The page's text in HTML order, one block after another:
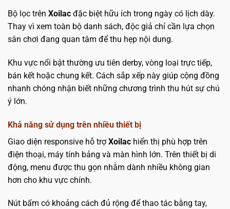
Bộ lọc trên Xoilac đặc biệt hữu ích trong ngày có lịch dày.
Thay vì xem toàn bộ danh sách, độc giả chỉ cần lựa chọn
sân chơi đang quan tâm để thu hẹp nội dung.
Khu vực nổi bật thường ưu tiên derby, vòng loại trực tiếp,
bán kết hoặc chung kết. Cách sắp xếp này giúp cộng đồng
nhanh chóng nhận biết những chương trình thu hút sự chú
ý lớn.
Khả năng sử dụng trên nhiều thiết bị
Giao diện responsive hỗ trợXoilac hiển thị phù hợp trên
điện thoại, máy tính bảng và màn hình lớn. Trên thiết bị di
động, menu được thu gọn nhằm dành nhiều không gian
hơn cho khu vực chính.
Nút bấm có khoảng cách đủ rộng để thao tác bằng tay,